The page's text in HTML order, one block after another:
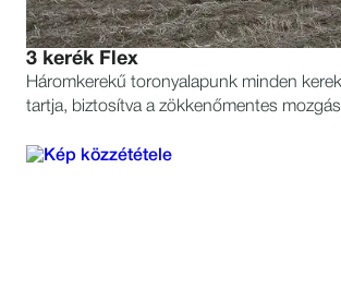
3 kerék Flex
Háromkerekű toronyalapunk minden
tartja, biztosítva a zökkenőmentes